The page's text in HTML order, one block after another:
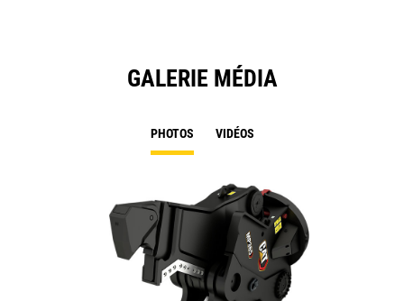
GALERIE MÉDIA
PHOTOS VIDÉOS